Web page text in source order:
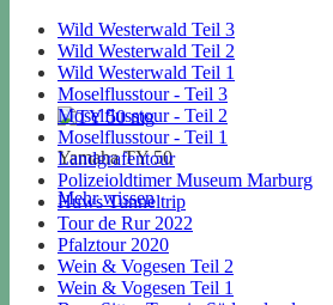
Yamaha TY 50
Mehr wissen
Wild Westerwald Teil 3
Wild Westerwald Teil 2
Wild Westerwald Teil 1
Moselflusstour - Teil 3
Moselflusstour - Teil 2
Moselflusstour - Teil 1
Landgrafentour
Polizeioldtimer Museum Marburg
Huws Tunneltrip
Tour de Rur 2022
Pfalztour 2020
Wein & Vogesen Teil 2
Wein & Vogesen Teil 1